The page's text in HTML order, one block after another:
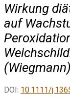
Wirkung
auf
(Wiegmann)
DOI: 10.1111/